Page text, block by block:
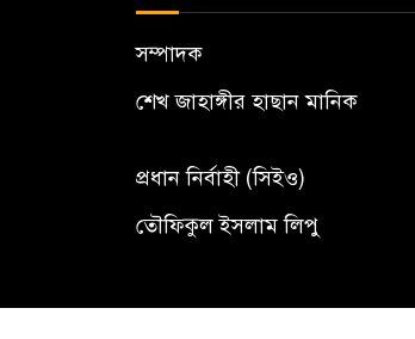
সম্পাদক
শেখ জাহাঙ্গীর হাছান মানিক
প্রধান নির্বাহী (সিইও)
তৌফিকুল ইসলাম লিপু